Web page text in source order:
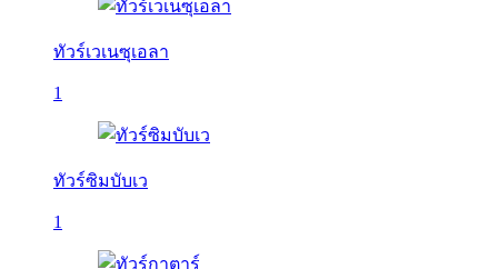
ทัวร์เวเนซุเอลา
1
ทัวร์ซิมบับเว
1